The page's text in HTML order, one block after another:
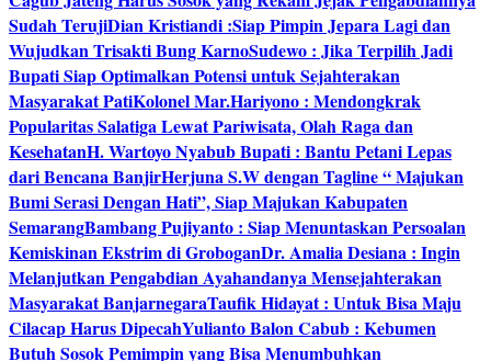
Sudah TerujiDian Kristiandi :Siap Pimpin Jepara Lagi dan
Wujudkan Trisakti Bung KarnoSudewo : Jika Terpilih Jadi
Bupati Siap Optimalkan Potensi untuk Sejahterakan
Masyarakat PatiKolonel Mar.Hariyono : Mendongkrak
Popularitas Salatiga Lewat Pariwisata, Olah Raga dan
KesehatanH. Wartoyo Nyabub Bupati : Bantu Petani Lepas
dari Bencana BanjirHerjuna S.W dengan Tagline “ Majukan
Bumi Serasi Dengan Hati”, Siap Majukan Kabupaten
SemarangBambang Pujiyanto : Siap Menuntaskan Persoalan
Kemiskinan Ekstrim di GroboganDr. Amalia Desiana : Ingin
Melanjutkan Pengabdian Ayahandanya Mensejahterakan
Masyarakat BanjarnegaraTaufik Hidayat : Untuk Bisa Maju
Cilacap Harus DipecahYulianto Balon Cabub : Kebumen
Butuh Sosok Pemimpin yang Bisa Menumbuhkan